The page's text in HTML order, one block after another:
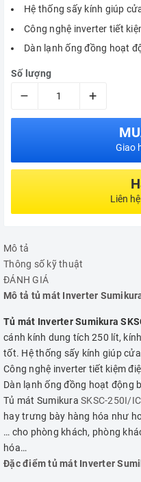
Hệ thống sấy kính giúp
Công nghệ inverter tiết
Dàn lạnh ống đồng hoạt
Số lượng
– +
Giao
Liên
Mô tả
Thông số kỹ thuật
ĐÁNH GIÁ
Mô tả tủ mát Inverter
Tủ mát Inverter Sumikura
cánh kính dung tích 250 lít,
tốt. Hệ thống sấy kính giúp
Công nghệ inverter tiết kiệm
Dàn lạnh ống đồng hoạt động
Tủ mát Sumikura SKSC-250I/IC
hay trưng bày hàng hóa như
… cho phòng khách, phòng
hóa…
Đặc điểm tủ mát Inverter